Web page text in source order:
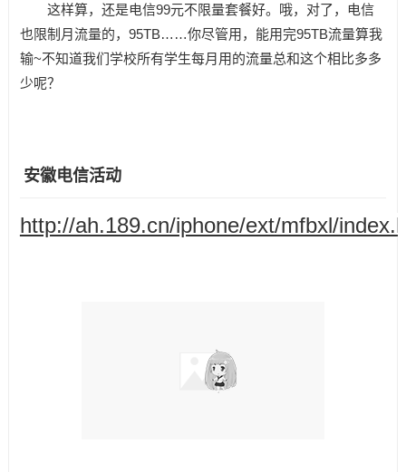
这样算，还是电信99元不限量套餐好。哦，对了，电信
也限制月流量的，95TB……你尽管用，能用完95TB流量算我
输~不知道我们学校所有学生每月用的流量总和这个相比多多
少呢？
安徽电信活动
http://ah.189.cn/iphone/ext/mfbxl/